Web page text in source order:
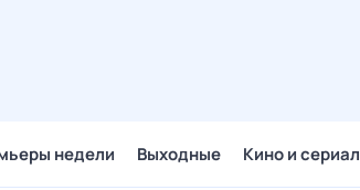
недели Выходные Кино и